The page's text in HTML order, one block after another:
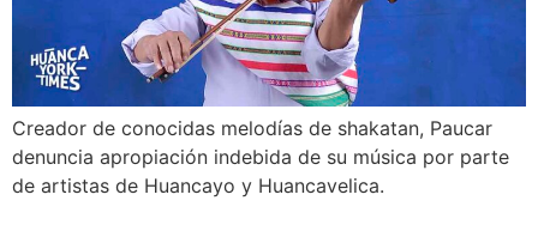
Creador de conocidas melodías de shakatan, Paucar
denuncia apropiación indebida de su música por parte
de artistas de Huancayo y Huancavelica.